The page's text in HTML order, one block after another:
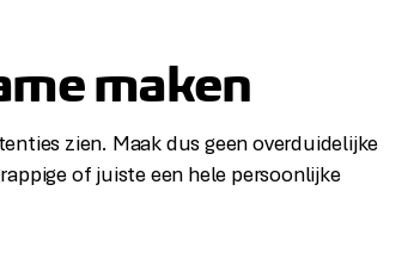
maken
zien. Maak dus geen overduidelijke
of juiste een hele persoonlijke